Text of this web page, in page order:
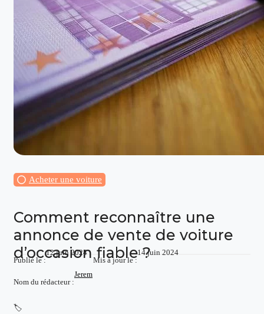
Acheter une voiture
Comment reconnaître une
annonce de vente de voiture
d’occasion fiable ?
Publié le :
12 juin 2024
Mis à jour le :
14 juin 2024
Nom du rédacteur :
Jerem
🏷️